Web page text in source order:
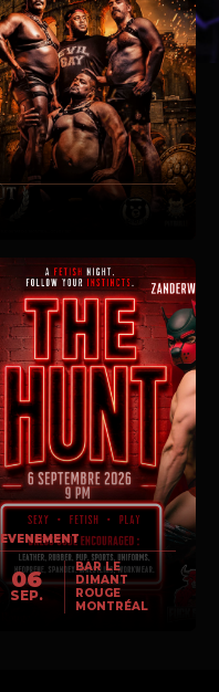
EVENEMENT
06
SEP.
BAR LE
DIMANT
ROUGE
MONTRÉAL